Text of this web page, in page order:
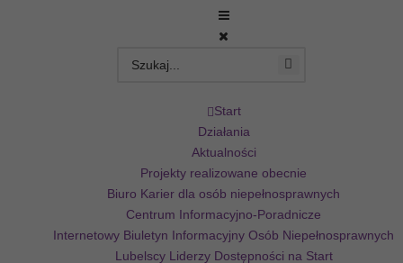
Start
Działania
Aktualności
Projekty realizowane obecnie
Biuro Karier dla osób niepełnosprawnych
Centrum Informacyjno-Poradnicze
Internetowy Biuletyn Informacyjny Osób Niepełnosprawnych
Lubelscy Liderzy Dostępności na Start